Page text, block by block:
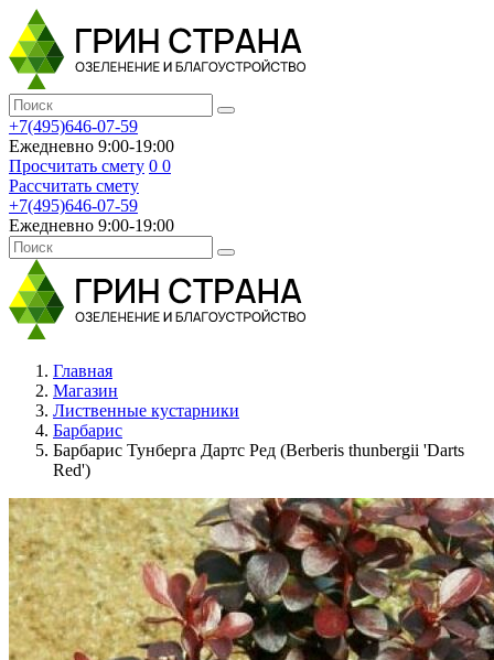
+7(495)646-07-59
Ежедневно 9:00-19:00
Просчитать смету 0 0
Рассчитать смету
+7(495)646-07-59
Ежедневно 9:00-19:00
Главная
Магазин
Лиственные кустарники
Барбарис
Барбарис Тунберга Дартс Ред (Berberis thunbergii 'Darts
Red')